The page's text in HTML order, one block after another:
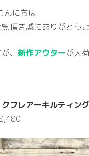
にちは！
覧頂き誠にありがとう
、 新作アウターが入
フレアーキルティン